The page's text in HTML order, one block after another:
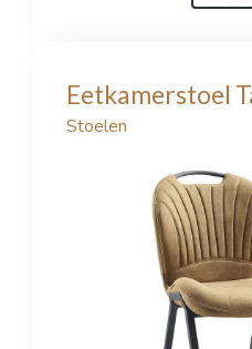
Eetkamerstoel
Stoelen